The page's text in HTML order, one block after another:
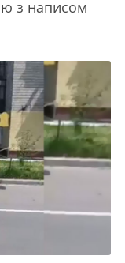
з написом